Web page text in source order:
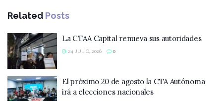
Related Posts
La CTAA Capital renueva sus autoridades
24 JULIO, 2026 0
El próximo 20 de agosto la CTA Autónoma
irá a elecciones nacionales